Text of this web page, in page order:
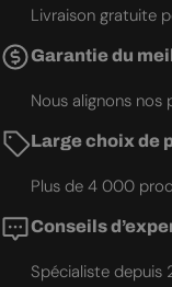
Livraison gratuite
Garantie du
Nous alignons nos
Large choix de
Plus de 4 000
Conseils
Spécialiste depuis